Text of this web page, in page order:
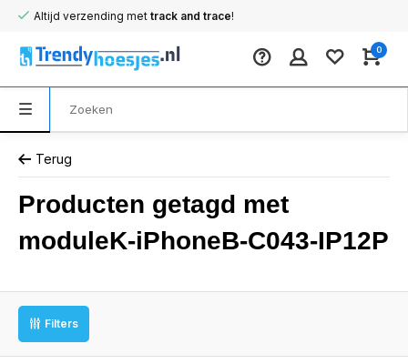
Altijd verzending met track and trace!
0
Terug
Producten getagd met
moduleK-iPhoneB-C043-IP12P
Filters